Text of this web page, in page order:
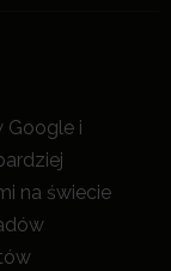
Google i
na świecie